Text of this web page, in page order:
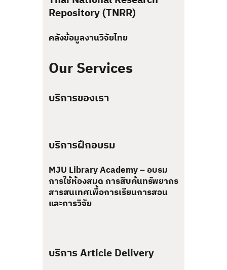
Repository (TNRR)
คลังข้อมูลงานวิจัยไทย
Our Services
บริการของเรา
บริการฝึกอบรม
MJU Library Academy – อบรม
การใช้ห้องสมุด การสืบค้นทรัพยากร
สารสนเทศเพื่อการเรียนการสอน
และการวิจัย
บริการ Article Delivery